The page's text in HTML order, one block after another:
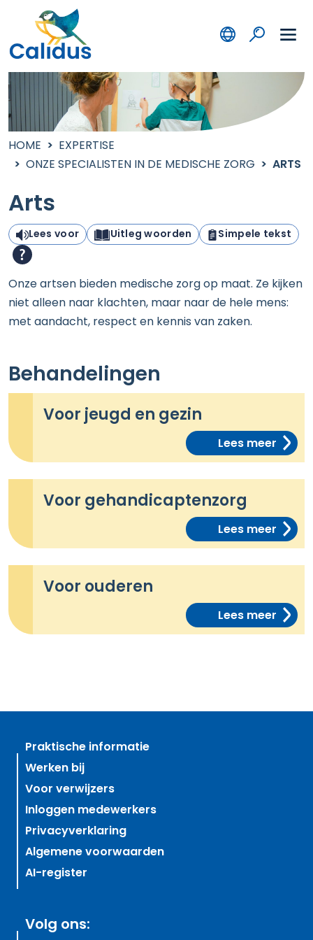
HOME
EXPERTISE
ONZE SPECIALISTEN IN DE MEDISCHE ZORG
ARTS
Arts
Lees voor Uitleg woorden Simpele tekst
Onze artsen bieden medische zorg op maat. Ze kijken
niet alleen naar klachten, maar naar de hele mens:
met aandacht, respect en kennis van zaken.
Behandelingen
Voor jeugd en gezin
Lees meer
Voor gehandicaptenzorg
Lees meer
Voor ouderen
Lees meer
Praktische informatie
Werken bij
Voor verwijzers
Inloggen medewerkers
Privacyverklaring
Algemene voorwaarden
AI-register
Volg ons: